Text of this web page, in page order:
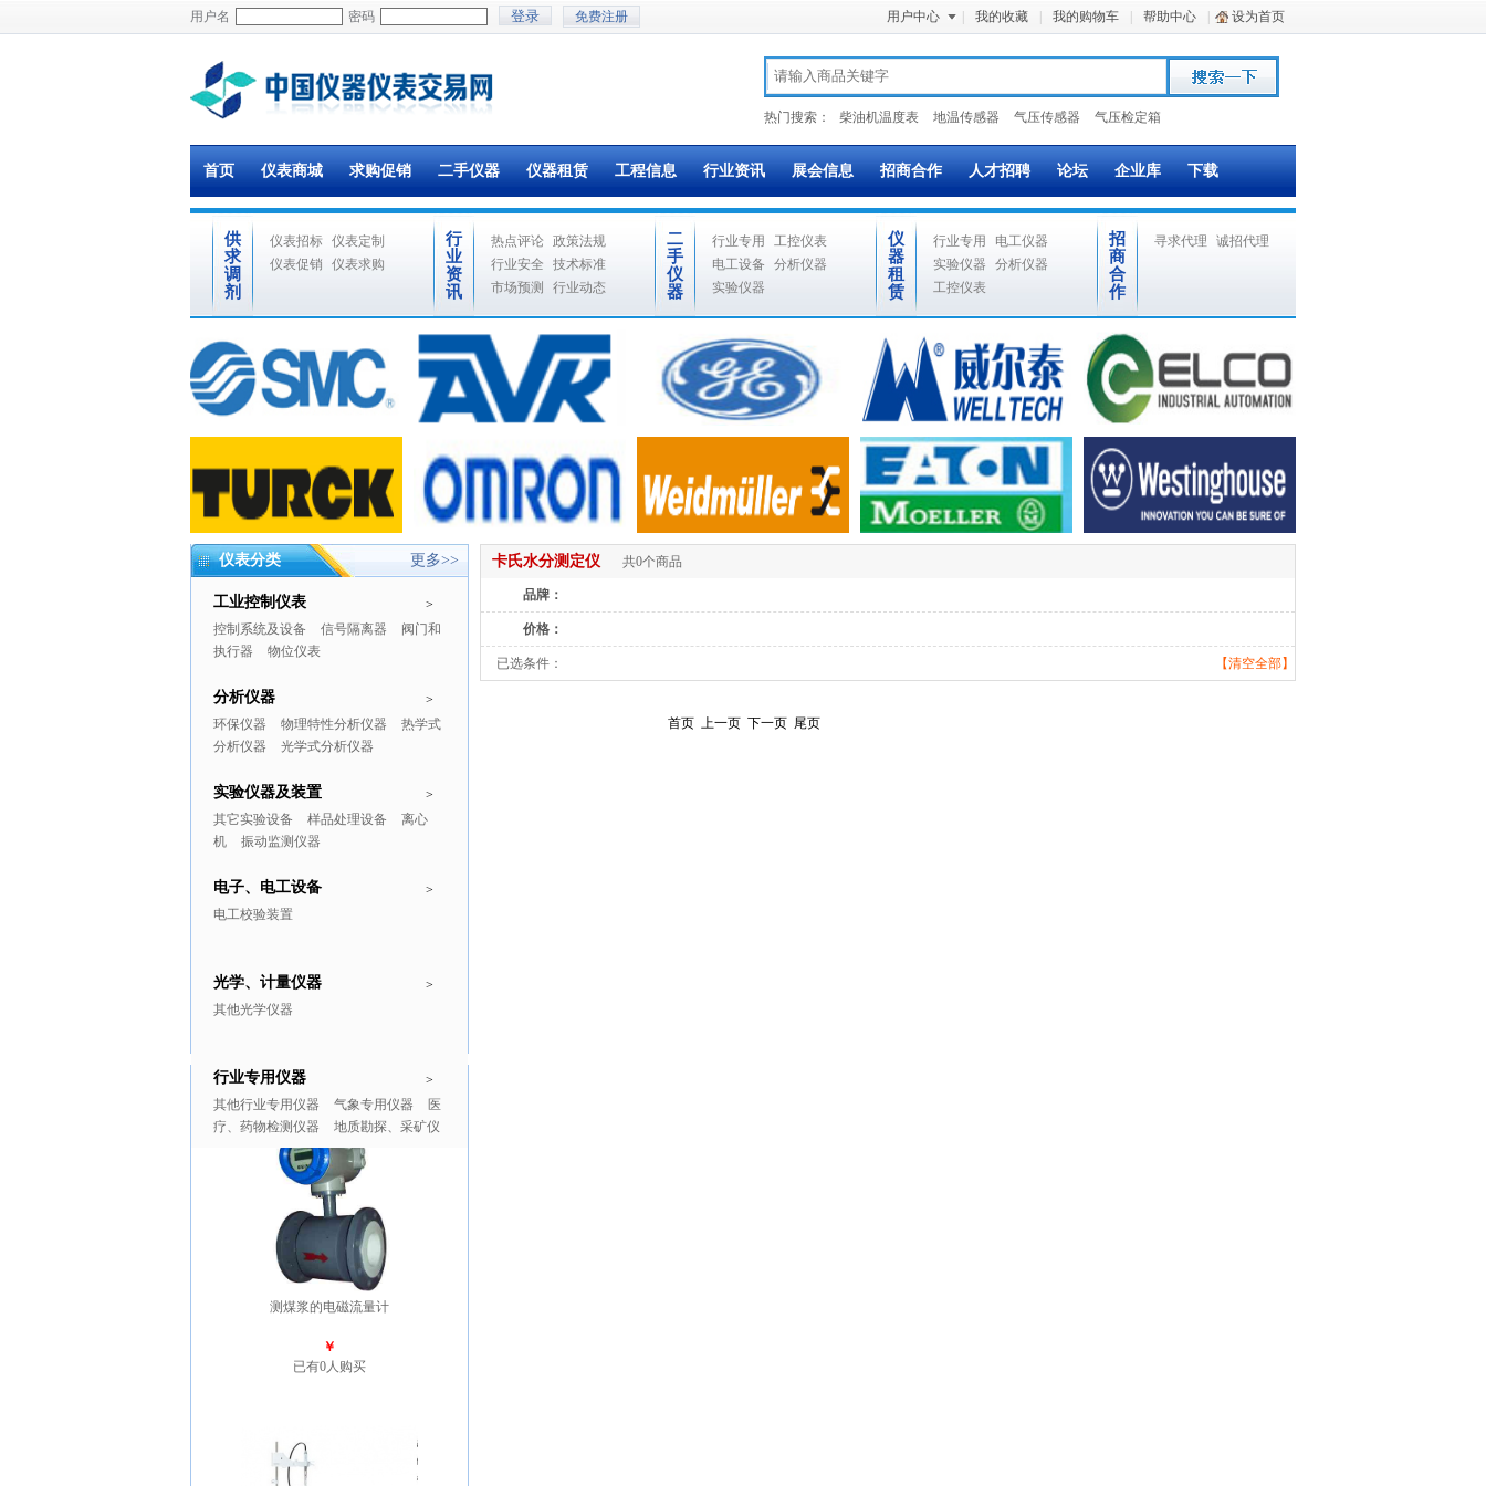
用户名 密码 免费注册 用户中心 我的收藏 我的购物车 帮助中心 设为首页
热门搜索： 柴油机温度表 地温传感器 气压传感器 气压检定箱
首页 仪表商城 求购促销 二手仪器 仪器租赁 工程信息 行业资讯 展会信息 招商合作 人才招聘 论坛 企业库 下载
供
求
调
剂
仪表招标 仪表定制
仪表促销
仪表求购
行
业
资
讯
热点评论 政策法规
行业安全
技术标准
市场预测
行业动态
二
手
仪
器
行业专用
工控仪表
电工设备
分析仪器
实验仪器
仪
器
租
赁
行业专用
电工仪器
实验仪器
分析仪器
工控仪表
招
商
合
作
寻求代理 诚招代理
仪表分类 更多>>
>
工业控制仪表
控制系统及设备 信号隔离器
阀门和
执行器
物位仪表
>
分析仪器
环保仪器 物理特性分析仪器
热学式
分析仪器
光学式分析仪器
>
实验仪器及装置
其它实验设备 样品处理设备
离心
机
振动监测仪器
>
电子、电工设备
电工校验装置
>
光学、计量仪器
其他光学仪器
>
行业专用仪器
其他行业专用仪器 气象专用仪器
医
疗、药物检测仪器
地质勘探、采矿仪
推广商品 更多>>
测煤浆的电磁流量计
￥
已有0人购买
卡氏水分测定仪 共0个商品
品牌：
价格：
【清空全部】
已选条件：
首页 上一页 下一页 尾页